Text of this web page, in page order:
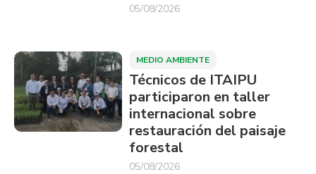
05/08/2026
MEDIO AMBIENTE
Técnicos de ITAIPU
participaron en taller
internacional sobre
restauración del paisaje
forestal
05/08/2026